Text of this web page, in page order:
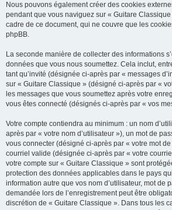
Nous pouvons également créer des cookies
pendant que vous naviguez sur « Guitare
cadre de ce document, qui ne couvre que les
phpBB.
La seconde manière de collecter des informations
données que vous nous soumettez. Cela inclut,
tant qu’invité (désignée ci-après par « messages
sur « Guitare Classique » (désigné ci-après par «
les messages que vous soumettez après votre
vous êtes connecté (désignés ci-après par « vos
Votre compte contiendra au minimum : un nom
après par « votre nom d’utilisateur »), un mot de
vous connecter (désigné ci-après par « votre mot
courriel valide (désignée ci-après par « votre
votre compte sur « Guitare Classique » sont
protection des données applicables dans le pays
information autre que vos nom d’utilisateur, mot de
demandée lors de l’enregistrement peut être
discrétion de « Guitare Classique ». Dans tous les